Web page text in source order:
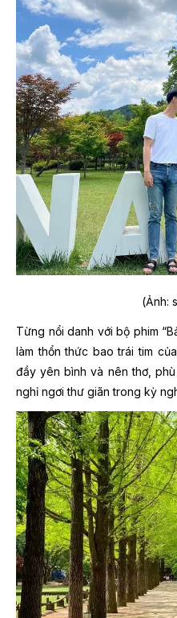
(Ảnh:
Từng nổi danh với bộ phim
làm thổn thức bao trái tim
đầy yên bình và nên thơ,
nghỉ ngơi thư giãn trong kỳ